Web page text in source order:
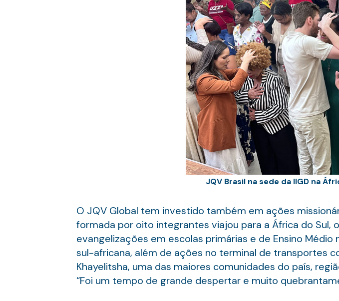
JQV Brasil na sede da IIGD na
O JQV Global tem investido também em ações
formada por oito integrantes viajou para a África do Sul,
evangelizações em escolas primárias e de Ensino
sul-africana, além de ações no terminal de transportes
Khayelitsha, uma das maiores comunidades do país,
“Foi um tempo de grande despertar e muito